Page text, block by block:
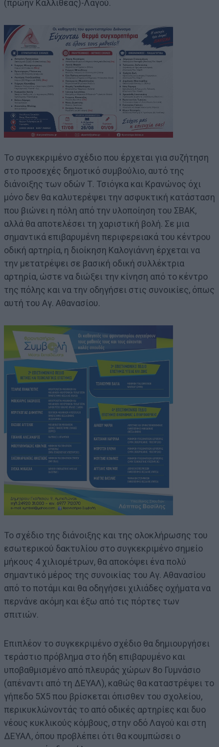
(πρώην Καλλιθέας)-Λαγού.
Το συγκεκριμένο σχέδιο που έρχεται για συζήτηση
στο προσεχές δημοτικό συμβούλιο, αυτό της
διάνοιξης των οδών Τ. Τσιόγκα και Κρανώνος όχι
μόνο δεν θα καλυτερέψει την ασφυκτική κατάσταση
που βιώνει η πόλη από την υλοποίηση του ΣΒΑΚ,
αλλά θα αποτελέσει τη χαριστική βολή. Σε μια
σημαντικά επιβαρυμένη περιφερειακά του κέντρου
οδική αρτηρία, η διοίκηση Καλογιάννη έρχεται να
την μετατρέψει σε βασική οδική συλλέκτρια
αρτηρία, ώστε να διώξει την κίνηση από το κέντρο
της πόλης και να την οδηγήσει στις συνοικίες, όπως
αυτή του Αγ. Αθανασίου.
Το σχέδιο της διάνοιξης και της ολοκλήρωσης του
εσωτερικού δακτυλίου στο συγκεκριμένο σημείο
μήκους 4 χιλιομέτρων, θα αποκόψει ένα πολύ
σημαντικό μέρος της συνοικίας του Αγ. Αθανασίου
από το ποτάμι και θα οδηγήσει χιλιάδες οχήματα να
περνάνε ακόμη και έξω από τις πόρτες των
σπιτιών.
Επιπλέον το συγκεκριμένο σχέδιο θα δημιουργήσει
τεράστιο πρόβλημα στο ήδη επιβαρυμένο και
υποβαθμισμένο από πλευράς χώρων 8ο Γυμνάσιο
(απέναντι από τη ΔΕΥΑΛ), καθώς θα καταστρέψει το
γήπεδο 5Χ5 που βρίσκεται όπισθεν του σχολείου,
περικυκλώνοντάς το από οδικές αρτηρίες και δυο
νέους κυκλικούς κόμβους, στην οδό Λαγού και στη
ΔΕΥΑΛ, όπου προβλέπει ότι θα κουμπώσει ο